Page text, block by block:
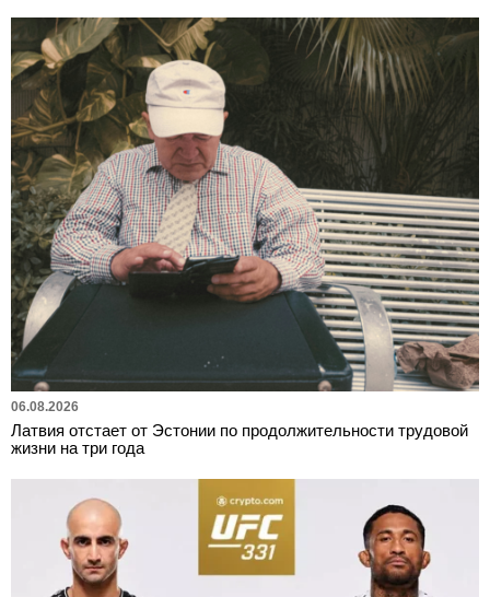
06.08.2026
Латвия отстает от Эстонии по продолжительности трудовой
жизни на три года